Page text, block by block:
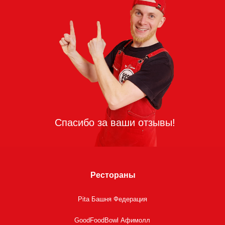
Рестораны
Pita Башня Федерация
GoodFoodBowl Афимолл